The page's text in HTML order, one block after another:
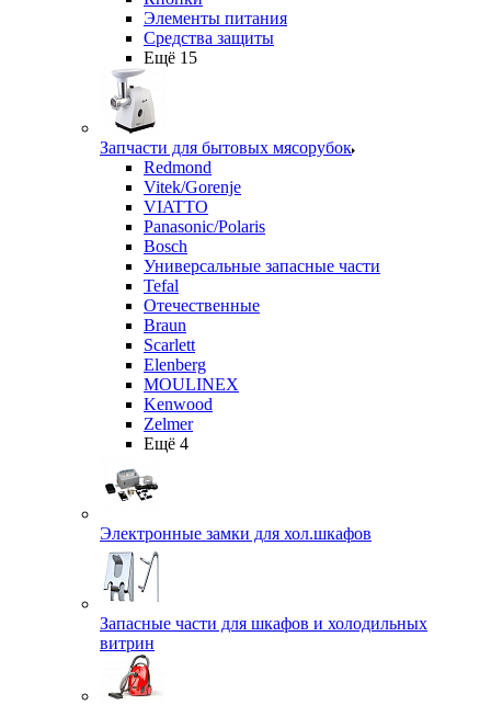
Элементы питания
Средства защиты
Ещё 15
Запчасти для бытовых мясорубок
Redmond
Vitek/Gorenje
VIATTO
Panasonic/Polaris
Bosch
Универсальные запасные части
Tefal
Отечественные
Braun
Scarlett
Elenberg
MOULINEX
Kenwood
Zelmer
Ещё 4
Электронные замки для хол.шкафов
Запасные части для шкафов и холодильных
витрин